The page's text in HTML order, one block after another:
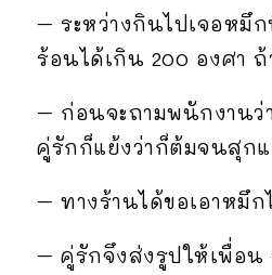
– ระหว่างกินไปเจอหมึ
ร้อนได้เกิน 200 องศา
– ก่อนจะถามพนักงานว่
คู่รักก็แย้งว่าก็ต้มจนสุก
– ทางร้านได้ขอเอาหมึ
– คู่รักจึงส่งรูปให้เพื่อน